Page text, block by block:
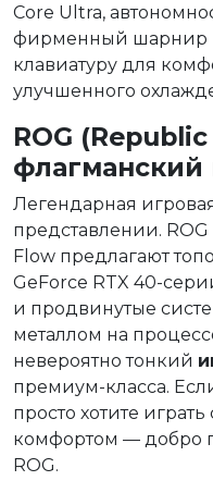
Core Ultra,
фирменный шарнир
клавиатуру для
улучшенного
ROG
флагманский
Легендарная
представлении.
Flow предлагают
GeForce RTX 40-
и продвинутые
металлом на
невероятно тонкий
премиум-класса.
просто хотите
комфортом — добро
ROG.